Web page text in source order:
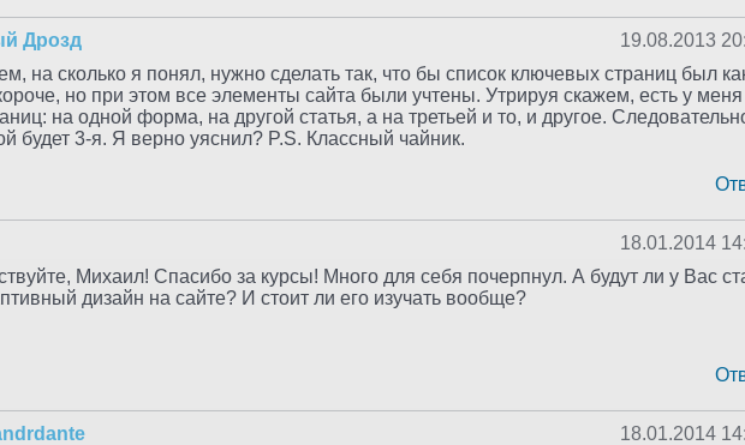
Дрозд
19.08.2013
на сколько я понял, нужно сделать так, что бы список ключевых страниц был
но при этом все элементы сайта были учтены. Утрируя скажем, есть у меня
на одной форма, на другой статья, а на третьей и то, и другое.
будет 3-я. Я верно уяснил? P.S. Классный чайник.
18.01.2014
Михаил! Спасибо за курсы! Много для себя почерпнул. А будут ли у Вас
дизайн на сайте? И стоит ли его изучать вообще?
18.01.2014